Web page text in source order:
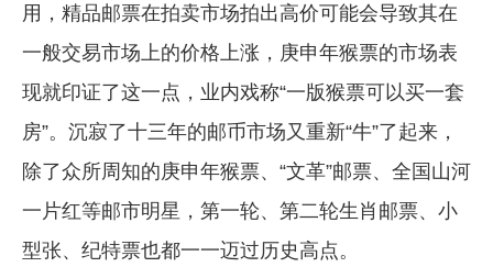
用，精品邮票在拍卖市场拍出高价可能会导致其在
一般交易市场上的价格上涨，庚申年猴票的市场表
现就印证了这一点，业内戏称“一版猴票可以买一套
房”。沉寂了十三年的邮币市场又重新“牛”了起来，
除了众所周知的庚申年猴票、“文革”邮票、全国山河
一片红等邮市明星，第一轮、第二轮生肖邮票、小
型张、纪特票也都一一迈过历史高点。